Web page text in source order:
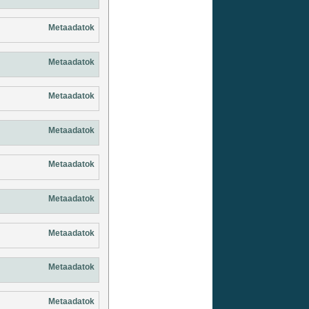
Metaadatok
Metaadatok
Metaadatok
Metaadatok
Metaadatok
Metaadatok
Metaadatok
Metaadatok
Metaadatok